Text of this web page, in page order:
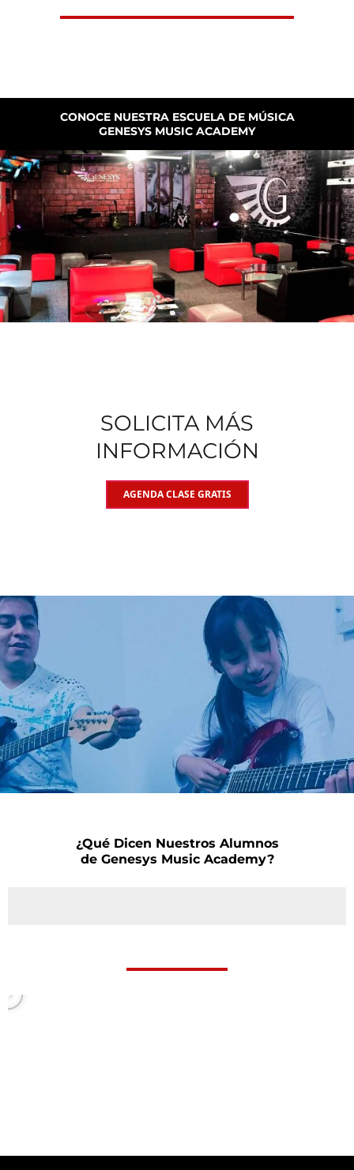
CONOCE NUESTRA ESCUELA DE MÚSICA
GENESYS MUSIC ACADEMY
SOLICITA MÁS
INFORMACIÓN
AGENDA CLASE GRATIS
¿Qué Dicen Nuestros Alumnos
de Genesys Music Academy?